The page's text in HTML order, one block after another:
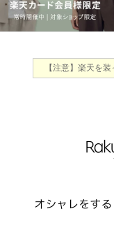
【注意】楽天を